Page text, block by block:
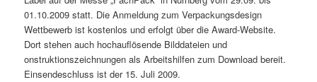
01.10.2009 statt. Die Anmeldung zum Verpackungsdesign
Wettbewerb ist kostenlos und erfolgt über die Award-Website.
Dort stehen auch hochauflösende Bilddateien und
onstruktionszeichnungen als Arbeitshilfen zum Download bereit.
Einsendeschluss ist der 15. Juli 2009.